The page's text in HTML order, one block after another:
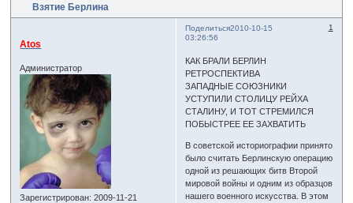
Взятие Берлина
Поделиться 1
2010-10-15
03:26:56
Atos
Администратор
Зарегистрирован: 2009-11-21
КАК БРАЛИ БЕРЛИН
РЕТРОСПЕКТИВА
ЗАПАДНЫЕ СОЮЗНИКИ
УСТУПИЛИ СТОЛИЦУ РЕЙХА
СТАЛИНУ, И ТОТ СТРЕМИЛСЯ
ПОБЫСТРЕЕ ЕЕ ЗАХВАТИТЬ
В советской историографии принято
было считать Берлинскую операцию
одной из решающих битв Второй
мировой войны и одним из образцов
нашего военного искусства. В этом